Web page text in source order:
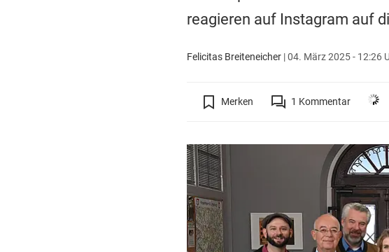
reagieren auf Instagram auf
Felicitas Breiteneicher |04. März 2025 - 12:26
Merken 1 Kommentar